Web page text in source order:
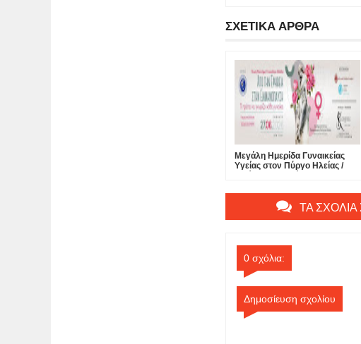
ΣΧΕΤΙΚΑ ΑΡΘΡΑ
Μεγάλη Ημερίδα Γυναικείας
Υγείας στον Πύργο Ηλείας /
γνωρίζει κάθε γυναίκα Σάββατο
27 Ιουνίου 2026 | Συνεδριακό
Κέντρο Π.Ε. Ηλείας | Είσοδος
ΤΑ ΣΧΟΛΙΑ
0 σχόλια:
Δημοσίευση σχολίου